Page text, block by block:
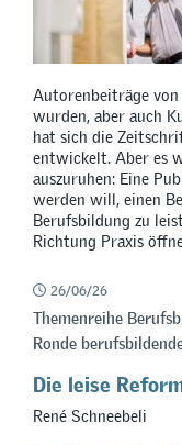
Autorenbeiträge von
wurden, aber auch
hat sich die
entwickelt. Aber es
auszuruhen: Eine
werden will, einen
Berufsbildung zu
Richtung Praxis
26/06/26
Themenreihe
Ronde
Die leise
René Schneebeli